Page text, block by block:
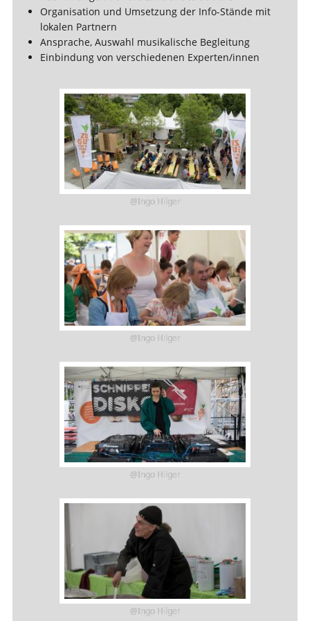
Organisation und Umsetzung der Info-Stände mit
lokalen Partnern
Ansprache, Auswahl musikalische Begleitung
Einbindung von verschiedenen Experten/innen
@Ingo Hilger
@Ingo Hilger
@Ingo Hilger
@Ingo Hilger